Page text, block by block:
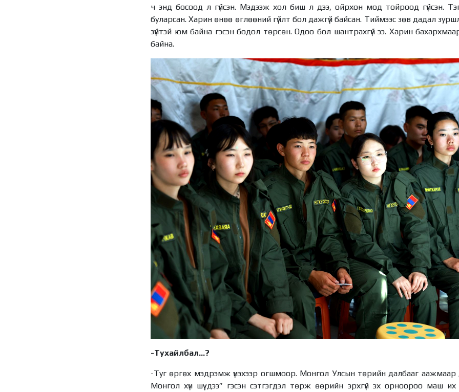
ч энд босоод л гүйсэн. Мэдээж хол биш л дээ, ойрхон мод тойроод гүйсэн.
буларсан. Харин өнөө өглөөний гүйлт бол дажгүй байсан. Тиймээс зөв дадал
зүйтэй юм байна гэсэн бодол төрсөн. Одоо бол шантрахгүй ээ. Харин
байна.
-Тухайлбал...?
-Туг өргөх мэдрэмж үнэхээр огшмоор. Монгол Улсын төрийн далбааг аажмаар
Монгол хүн шүү дээ” гэсэн сэтгэгдэл төрж өөрийн эрхгүй эх орноороо маш их